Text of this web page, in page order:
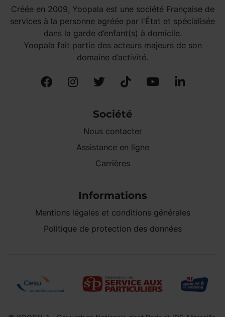
Créée en 2009, Yoopala est une société Française de
services à la personne agréée par l'État et spécialisée
dans la garde d’enfant(s) à domicile.
Yoopala fait partie des acteurs majeurs de son
domaine d’activité.
Société
Nous contacter
Assistance en ligne
Carrières
Informations
Mentions légales et conditions générales
Politique de protection des données